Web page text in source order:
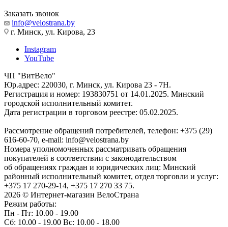
Заказать звонок
info@velostrana.by
г. Минск, ул. Кирова, 23
Instagram
YouTube
ЧП "ВитВело"
Юр.адрес: 220030, г. Минск, ул. Кирова 23 - 7Н.
Регистрация и номер: 193830751 от 14.01.2025. Минский
городской исполнительный комитет.
Дата регистрации в торговом реестре: 05.02.2025.
Рассмотрение обращений потребителей, телефон: +375 (29)
616-60-70, e-mail: info@velostrana.by
Номера уполномоченных рассматривать обращения
покупателей в соответствии с законодательством
об обращениях граждан и юридических лиц: Минский
районный исполнительный комитет, отдел торговли и услуг:
+375 17 270-29-14, +375 17 270 33 75.
2026 © Интернет-магазин ВелоСтрана
Режим работы:
Пн - Пт: 10.00 - 19.00
Сб: 10.00 - 19.00 Вс: 10.00 - 18.00